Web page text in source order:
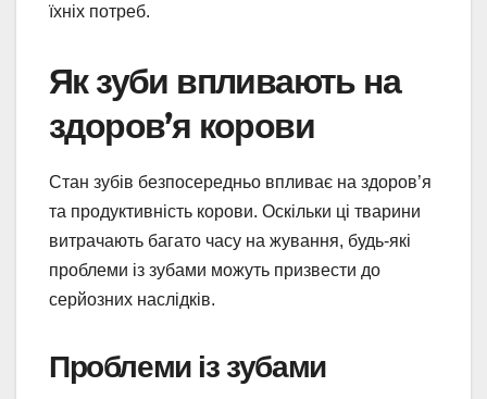
їхніх потреб.
Як зуби впливають на
здоров’я корови
Стан зубів безпосередньо впливає на здоров’я
та продуктивність корови. Оскільки ці тварини
витрачають багато часу на жування, будь-які
проблеми із зубами можуть призвести до
серйозних наслідків.
Проблеми із зубами